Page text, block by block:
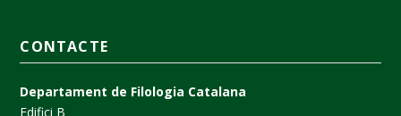
CONTACTE
Departament de Filologia Catalana
Edifici B